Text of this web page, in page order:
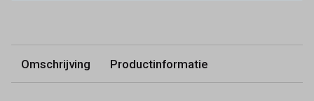
Omschrijving Productinformatie